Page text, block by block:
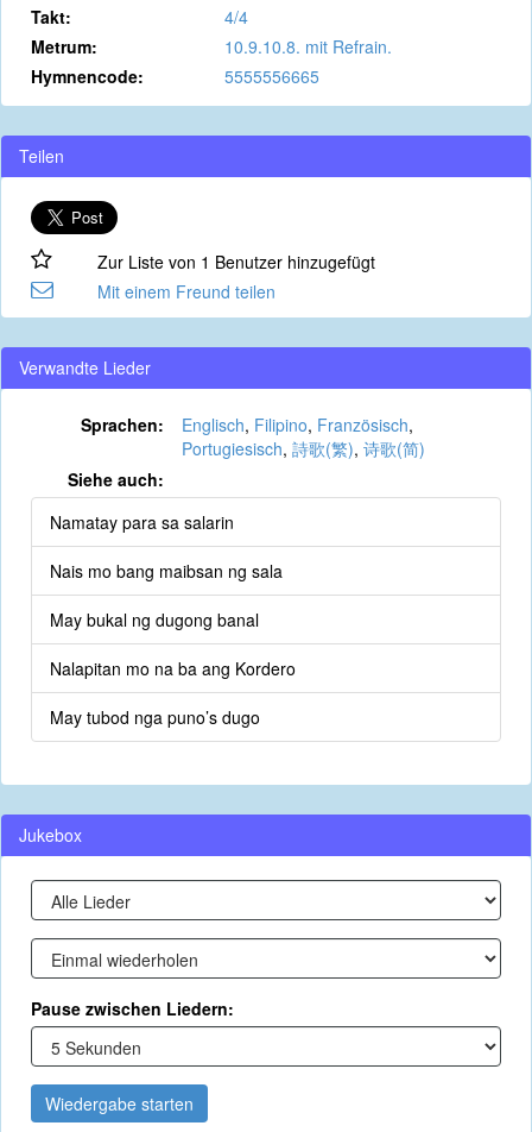
Takt:
4/4
Metrum:
10.9.10.8. mit Refrain.
Hymnencode:
5555556665
Teilen
Zur Liste von 1 Benutzer hinzugefügt
Mit einem Freund teilen
Verwandte Lieder
Sprachen: Englisch, Filipino, Französisch,
Portugiesisch, 詩歌(繁), 诗歌(简)
Siehe auch:
Namatay para sa salarin
Nais mo bang maibsan ng sala
May bukal ng dugong banal
Nalapitan mo na ba ang Kordero
May tubod nga puno’s dugo
Jukebox
Pause zwischen Liedern:
Wiedergabe starten